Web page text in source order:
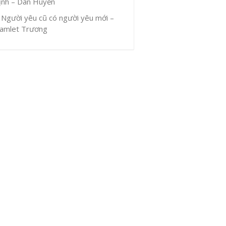
Người yêu cũ có người yêu mới –
Trương